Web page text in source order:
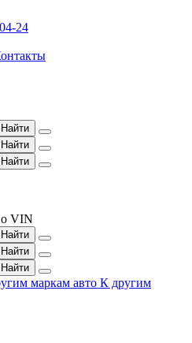
24
Найти
Найти
Найти
VIN
Найти
Найти
Найти
маркам авто К другим